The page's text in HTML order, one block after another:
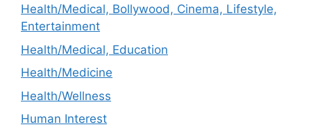
Health/Medical, Bollywood, Cinema, Lifestyle,
Entertainment
Health/Medical, Education
Health/Medicine
Health/Wellness
Human Interest